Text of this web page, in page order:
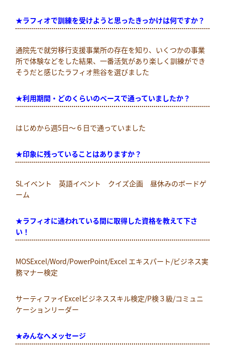
★ラフィオで訓練を受けようと思ったきっかけは何ですか？
通院先で就労移行支援事業所の存在を知り、いくつかの事業
所で体験などをした結果、一番活気があり楽しく訓練ができ
そうだと感じたラフィオ熊谷を選びました
★利用期間・どのくらいのペースで通っていましたか？
はじめから週5日～６日で通っていました
★印象に残っていることはありますか？
SLイベント 英語イベント クイズ企画 昼休みのボードゲ
ーム
★ラフィオに通われている間に取得した資格を教えて下さ
い！
MOSExcel/Word/PowerPoint/Excel エキスパート/ビジネス実
務マナー検定
サーティファイExcelビジネススキル検定/P検３級/コミュニ
ケーションリーダー
★みんなへメッセージ